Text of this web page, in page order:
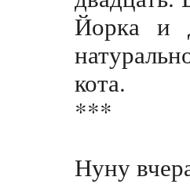
Йорка и
кота.
***
Нуну